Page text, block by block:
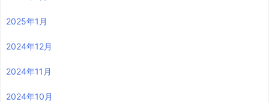
2025年1月
2024年12月
2024年11月
2024年10月